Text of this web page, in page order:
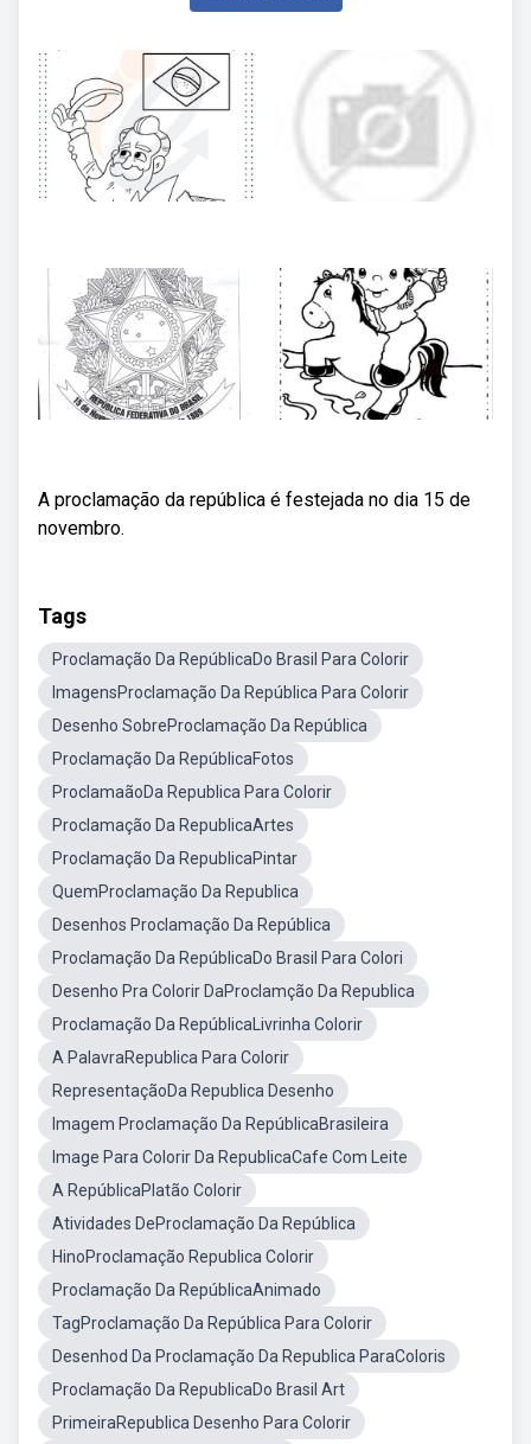
A proclamação da república é festejada no dia 15 de
novembro.
Tags
Proclamação Da RepúblicaDo Brasil Para Colorir
ImagensProclamação Da República Para Colorir
Desenho SobreProclamação Da República
Proclamação Da RepúblicaFotos
ProclamaãoDa Republica Para Colorir
Proclamação Da RepublicaArtes
Proclamação Da RepublicaPintar
QuemProclamação Da Republica
Desenhos Proclamação Da República
Proclamação Da RepúblicaDo Brasil Para Colori
Desenho Pra Colorir DaProclamção Da Republica
Proclamação Da RepúblicaLivrinha Colorir
A PalavraRepublica Para Colorir
RepresentaçãoDa Republica Desenho
Imagem Proclamação Da RepúblicaBrasileira
Image Para Colorir Da RepublicaCafe Com Leite
A RepúblicaPlatão Colorir
Atividades DeProclamação Da República
HinoProclamação Republica Colorir
Proclamação Da RepúblicaAnimado
TagProclamação Da República Para Colorir
Desenhod Da Proclamação Da Republica ParaColoris
Proclamação Da RepublicaDo Brasil Art
PrimeiraRepublica Desenho Para Colorir